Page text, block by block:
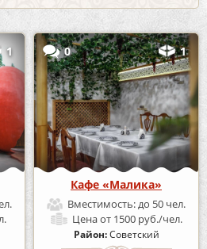
1 0 1
Кафе «Малика»
Вместимость:до 50 чел.
Ценаот 1500 руб./чел.
Район:Советский